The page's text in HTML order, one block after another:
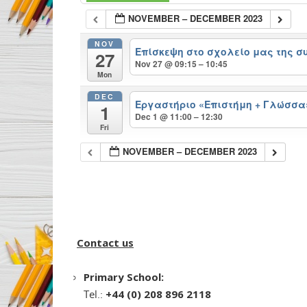
NOVEMBER – DECEMBER 2023
NOV
27
Mon
Επίσκεψη στο σχολείο μας της
Nov 27 @ 09:15 – 10:45
DEC
1
Fri
Εργαστήριο «Επιστήμη +
Dec 1 @ 11:00 – 12:30
NOVEMBER – DECEMBER 2023
Contact us
Primary School:
Tel.: +44 (0) 208 896 2118